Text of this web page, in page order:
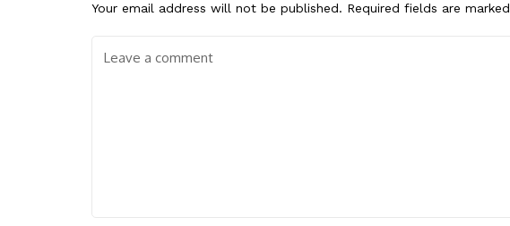
Your email address will not be published. Required fields are marked